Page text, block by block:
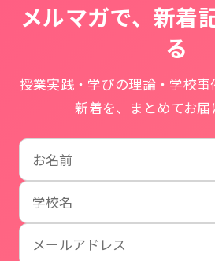
メルマガで、新着
る
授業実践・学びの理論・学校
新着を、まとめてお届
お名前
学校名
メールアドレス